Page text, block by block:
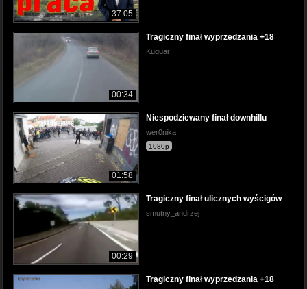
37:05
00:34
Tragiczny finał wyprzedzania +18
Kuguar
01:58
Niespodziewany finał downhillu
wer0nika
1080p
00:29
Tragiczny finał ulicznych wyścigów
smutny_andrzej
Tragiczny finał wyprzedzania +18